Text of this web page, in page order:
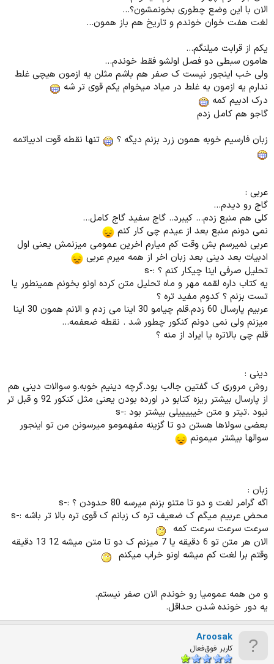
الان با این وضع چطوری بخونمشون؟...
لغت هفت خوان خوندم و تاریخ هم باز همون...
یکم از قرابت میلنگم...
هامون سبطی دو فصل اولشو فقط خوندم...
ولی خب اینجور نیست ک صفر هم باشم مثلن یه ازمون هیچی غلط
ندارم یه ازمون یه غلط در میاد میخوام یکم قوی تر شه
درک ادبیم کمه
گاجو هم کامل زدم
زبان فارسیم خوبه همون زرد بزنم دیگه ؟
تنها نقطه قوت ادبیاتمه
عربی :
گاج رو دیدم...
کلی هم منبع زدم... کیبرد.. گاج سفید گاج کامل...
نمی دونم منبع بعد از عیدم چی کار کنم
عربی نمیرسم بش وقت کم میارم اخرین عمومی میزنمش یعنی اول
ادبیات بعد دینی بعد زبان اخر از همه میرم عربی
تحلیل صرفی اینا چیکار کنم ؟ :-s
یه کتاب داره لقمه مهر و ماه تحلیل متن کرده اونو بخونم همینطور یا
تست بزنم ؟ کدوم مفید تره ؟
عربیم پارسال 60 زدم.قلم چیامو 30 اینا می زدم و الانم همون 30 اینا
میزنم ولی نمی دونم کنکور چطور شد . نقطه ضعفمه...
قلم چی بالاتره یا ایراد از منه ؟
دینی :
روش مروری ک گفتین جالب بود.گرچه دینیم خوبه.و سوالات دینی هم
از پارسال بیشتر ریزه کتابو در اورده بودن یعنی مثل کنکور 92 و قبل تر
نبود .تیتر و متن خیییییلی بیشتر بود :-s
بعضی سولاها هستن دو تا گزینه مفهمومو میرسونن من تو اینجور
سوالها بیشتر میمونم
زبان :
اگه گرامر لغت و دو تا متنو بزنم میرسه 80 حدودن ؟ :-s
محض عربیم میگم ک ضعیف تره ک زبانم ک قوی تره بالا تر باشه :-s
سرعت سرعت سرعت کمه
الان هر متن تو 6 دقیقه یا 7 میزنم ک دو تا متن میشه 12 13 دقیقه
وقتم برا لغت کم میشه اونو خراب میکنم
و من همه عمومیا رو خوندم الان صفر نیستم.
یه دور خونده شدن حداقل.
Aroosak
کاربر فوق‌فعال